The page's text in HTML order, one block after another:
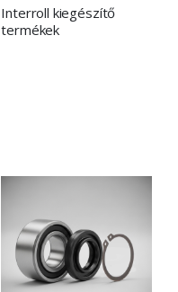
Interroll kiegészítő
termékek